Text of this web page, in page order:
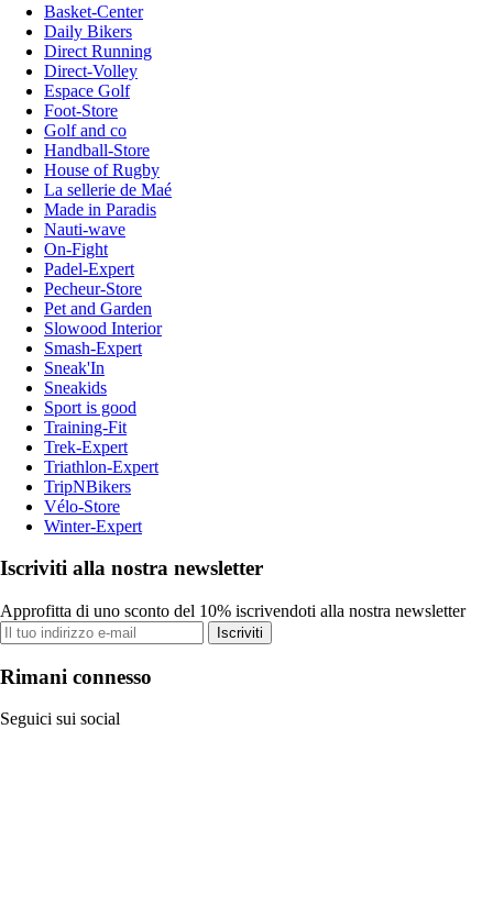
Basket-Center
Daily Bikers
Direct Running
Direct-Volley
Espace Golf
Foot-Store
Golf and co
Handball-Store
House of Rugby
La sellerie de Maé
Made in Paradis
Nauti-wave
On-Fight
Padel-Expert
Pecheur-Store
Pet and Garden
Slowood Interior
Smash-Expert
Sneak'In
Sneakids
Sport is good
Training-Fit
Trek-Expert
Triathlon-Expert
TripNBikers
Vélo-Store
Winter-Expert
Iscriviti alla nostra newsletter
Approfitta di uno sconto del 10% iscrivendoti alla nostra newsletter
Iscriviti
Rimani connesso
Seguici sui social